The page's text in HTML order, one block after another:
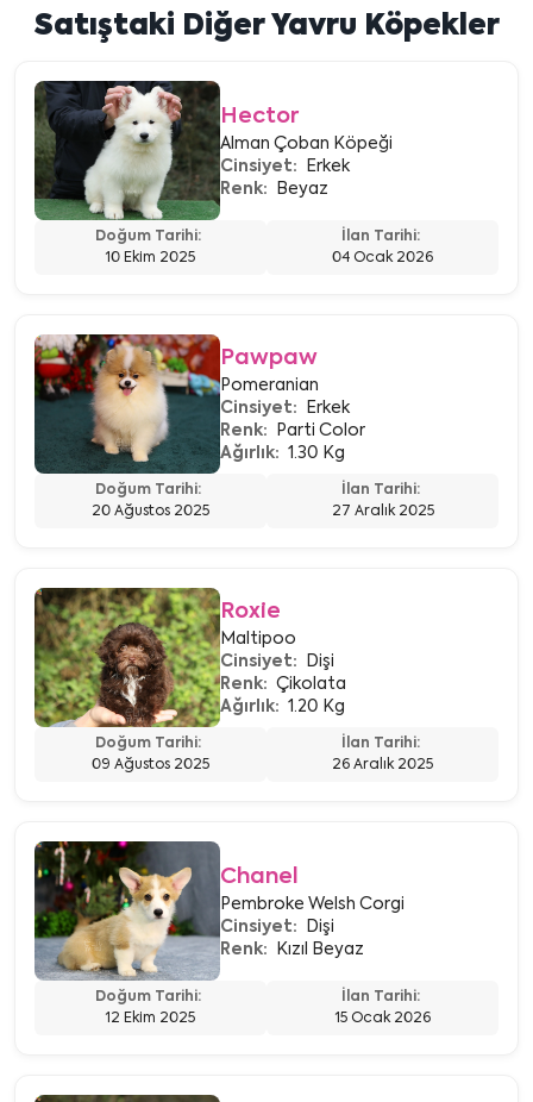
Satıştaki Diğer Yavru Köpekler
Hector
Alman Çoban Köpeği
Cinsiyet:
Erkek
Renk:
Beyaz
Doğum Tarihi:
10 Ekim 2025
İlan Tarihi:
04 Ocak 2026
Pawpaw
Pomeranian
Cinsiyet:
Erkek
Renk:
Parti Color
Ağırlık: 1.30 Kg
Doğum Tarihi:
20 Ağustos 2025
İlan Tarihi:
27 Aralık 2025
Roxie
Maltipoo
Cinsiyet:
Dişi
Renk: Çikolata
Ağırlık: 1.20 Kg
Doğum Tarihi:
09 Ağustos 2025
İlan Tarihi:
26 Aralık 2025
Chanel
Pembroke Welsh Corgi
Cinsiyet:
Dişi
Renk:
Kızıl Beyaz
Doğum Tarihi:
12 Ekim 2025
İlan Tarihi:
15 Ocak 2026